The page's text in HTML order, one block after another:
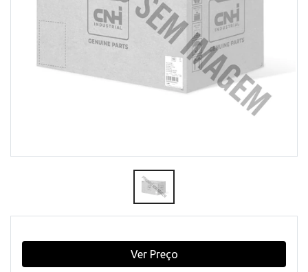
Ver Preço